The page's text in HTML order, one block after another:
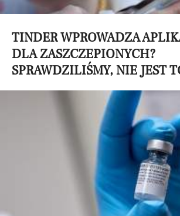
TINDER WPROWADZA
DLA ZASZCZEPIONYCH?
SPRAWDZILIŚMY, NIE JEST